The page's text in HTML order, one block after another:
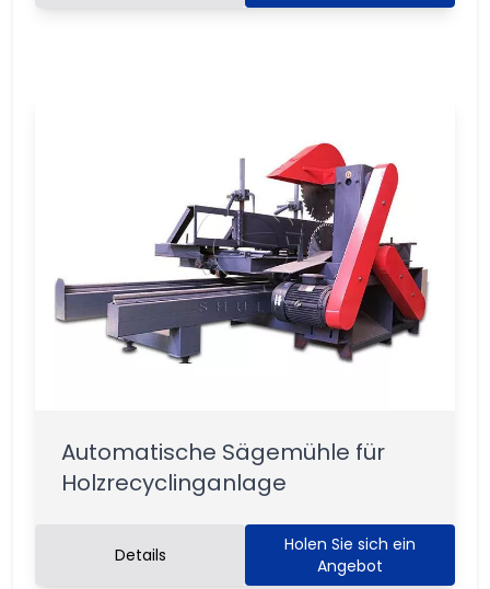
Automatische Sägemühle für
Holzrecyclinganlage
Details
Holen Sie sich ein
Angebot